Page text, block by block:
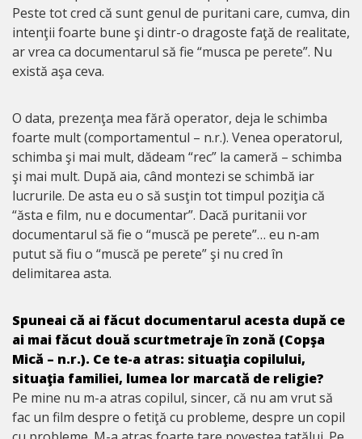
Peste tot cred că sunt genul de puritani care, cumva, din
intenţii foarte bune şi dintr-o dragoste faţă de realitate,
ar vrea ca documentarul să fie “musca pe perete”. Nu
există aşa ceva.
O data, prezenţa mea fără operator, deja le schimba
foarte mult (comportamentul – n.r.). Venea operatorul,
schimba şi mai mult, dădeam “rec” la cameră – schimba
şi mai mult. După aia, când montezi se schimbă iar
lucrurile. De asta eu o să susţin tot timpul poziţia că
“ăsta e film, nu e documentar”. Dacă puritanii vor
documentarul să fie o “muscă pe perete”… eu n-am
putut să fiu o “muscă pe perete” şi nu cred în
delimitarea asta.
Spuneai că ai făcut documentarul acesta după ce
ai mai făcut două scurtmetraje în zonă (Copşa
Mică – n.r.). Ce te-a atras: situaţia copilului,
situaţia familiei, lumea lor marcată de religie?
Pe mine nu m-a atras copilul, sincer, că nu am vrut să
fac un film despre o fetiţă cu probleme, despre un copil